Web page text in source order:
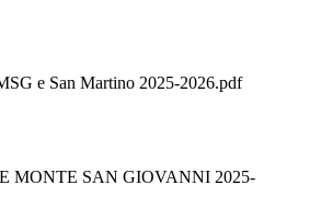
e San Martino 2025-2026.pdf
MONTE SAN GIOVANNI 2025-